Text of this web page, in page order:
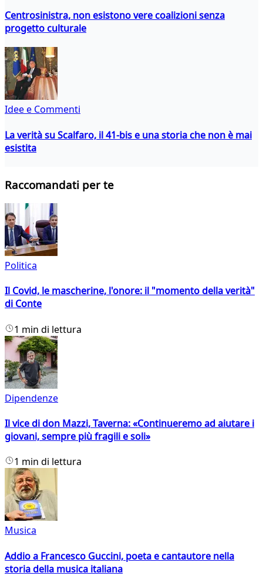
Centrosinistra, non esistono vere coalizioni senza
progetto culturale
Idee e Commenti
La verità su Scalfaro, il 41-bis e una storia che non è mai
esistita
Raccomandati per te
Politica
Il Covid, le mascherine, l'onore: il "momento della verità"
di Conte
1 min di lettura
Dipendenze
Il vice di don Mazzi, Taverna: «Continueremo ad aiutare i
giovani, sempre più fragili e soli»
1 min di lettura
Musica
Addio a Francesco Guccini, poeta e cantautore nella
storia della musica italiana